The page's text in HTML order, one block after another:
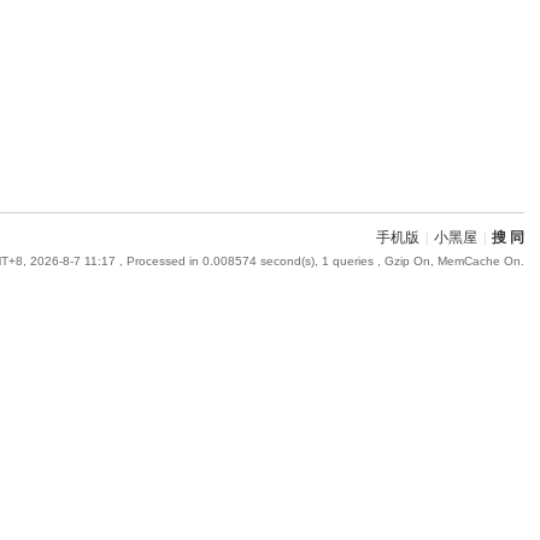
手机版 小黑屋 搜 同
2026-8-7 11:17 , Processed in 0.008574 second(s), 1 queries , Gzip On, MemCache On.